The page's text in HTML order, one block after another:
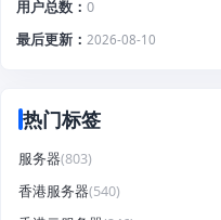
用户总数
0
最后更新
2026-08-10
热门标签
服务器(803)
香港服务器(540)